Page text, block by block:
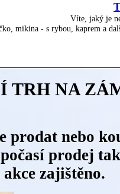
Víte, jaký je
mikina - s rybou, kaprem a
TRH NA
prodat nebo
prodej
akce zajištěno.